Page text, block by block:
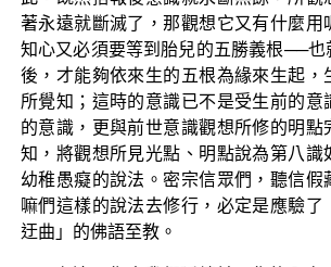
著永遠就斷滅了，那觀想它又有什麼用
知心又必須要等到胎兒的五勝義根──也
後，才能夠依來生的五根為緣來生起，
所覺知；這時的意識已不是受生前的意
的意識，更與前世意識觀想所修的明點
知，將觀想所見光點、明點說為第八識
幼稚愚癡的說法。密宗信眾們，聽信假
嘛們這樣的說法去修行，必定是應驗了
迂曲」的佛語至教。